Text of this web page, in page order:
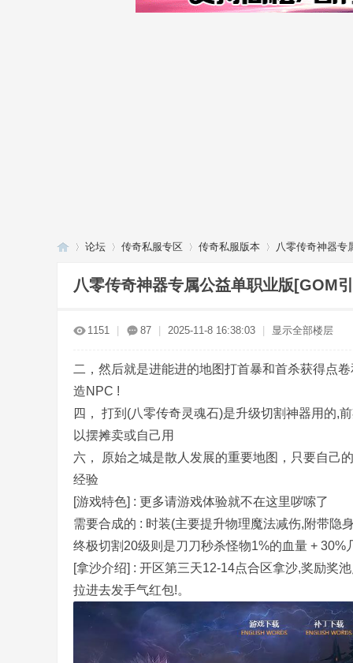
论坛 传奇私服专区 传奇私服版本 八零传奇神器专
八零传奇神器专属公益单职业版[GOM
1151 87 2025-11-8 16:38:03 显示全部楼层
二，然后就是进能进的地图打首暴和首杀获得点
造NPC !
四， 打到(八零传奇灵魂石)是升级切割神器用的,
以摆摊卖或自己用
六， 原始之城是散人发展的重要地图，只要自己
经验
[游戏特色] : 更多请游戏体验就不在这里哕嗦了
需要合成的 : 时装(主要提升物理魔法减伤,附带隐
终极切割20级则是刀刀秒杀怪物1%的血量 +
[拿沙介绍] : 开区第三天12-14点合区拿沙,奖励奖
拉进去发手气红包!。